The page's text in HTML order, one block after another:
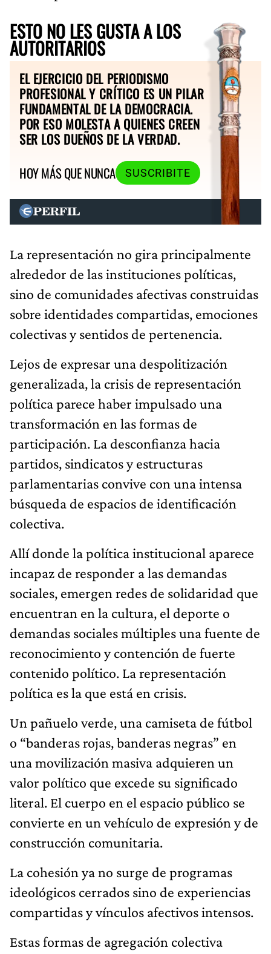
ESTO NO LES GUSTA A LOS
AUTORITARIOS
EL EJERCICIO DEL PERIODISMO
PROFESIONAL Y CRÍTICO ES UN PILAR
FUNDAMENTAL DE LA DEMOCRACIA.
POR ESO MOLESTA A QUIENES CREEN
SER LOS DUEÑOS DE LA VERDAD.
HOY MÁS QUE NUNCA
SUSCRIBITE
La representación no gira principalmente
alrededor de las instituciones políticas,
sino de comunidades afectivas construidas
sobre identidades compartidas, emociones
colectivas y sentidos de pertenencia.
Lejos de expresar una despolitización
generalizada, la crisis de representación
política parece haber impulsado una
transformación en las formas de
participación. La desconfianza hacia
partidos, sindicatos y estructuras
parlamentarias convive con una intensa
búsqueda de espacios de identificación
colectiva.
Allí donde la política institucional aparece
incapaz de responder a las demandas
sociales, emergen redes de solidaridad que
encuentran en la cultura, el deporte o
demandas sociales múltiples una fuente de
reconocimiento y contención de fuerte
contenido político. La representación
política es la que está en crisis.
Un pañuelo verde, una camiseta de fútbol
o “banderas rojas, banderas negras” en
una movilización masiva adquieren un
valor político que excede su significado
literal. El cuerpo en el espacio público se
convierte en un vehículo de expresión y de
construcción comunitaria.
La cohesión ya no surge de programas
ideológicos cerrados sino de experiencias
compartidas y vínculos afectivos intensos.
Estas formas de agregación colectiva